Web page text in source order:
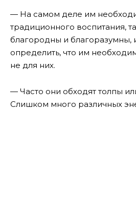
— На самом деле им
традиционного воспитания,
благородны и благоразумны,
определить, что им
не для них.
— Часто они обходят толпы
Слишком много различных